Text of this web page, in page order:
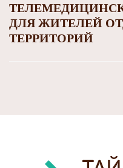
ДЛЯ ЖИТЕЛЕЙ
ТЕРРИТОРИЙ